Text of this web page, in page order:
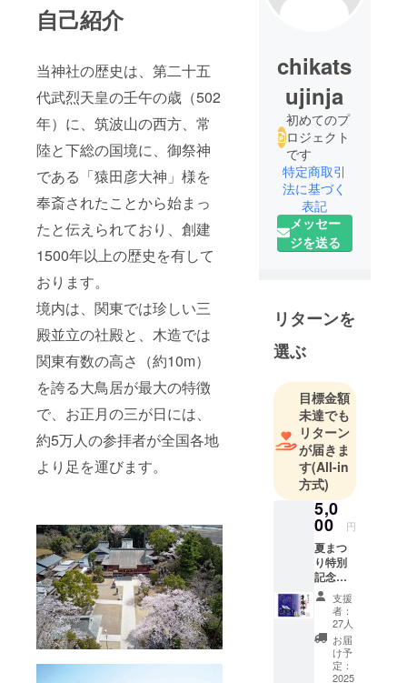
自己紹介
当神社の歴史は、第二十五
代武烈天皇の壬午の歳（502
年）に、筑波山の西方、常
陸と下総の国境に、御祭神
である「猿田彦大神」様を
奉斎されたことから始まっ
たと伝えられており、創建
1500年以上の歴史を有して
おります。
境内は、関東では珍しい三
殿並立の社殿と、木造では
関東有数の高さ（約10m）
を誇る大鳥居が最大の特徴
で、お正月の三が日には、
約5万人の参拝者が全国各地
より足を運びます。
chikats
ujinja
初めてのプ
ロジェクト
です
特定商取引
法に基づく
表記
メッセー
ジを送る
リターンを
選ぶ
目標金額
未達でも
リターン
が届きま
す(All-in
方式)
5,0
00 円
夏まつ
り特別
記念御
朱印
（210m
m×148
mm）
支援
者：
27人
お届
け予
定：
2025